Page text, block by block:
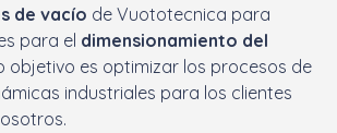
de vacío de Vuototecnica para
para el dimensionamiento del
objetivo es optimizar los procesos de
industriales para los clientes